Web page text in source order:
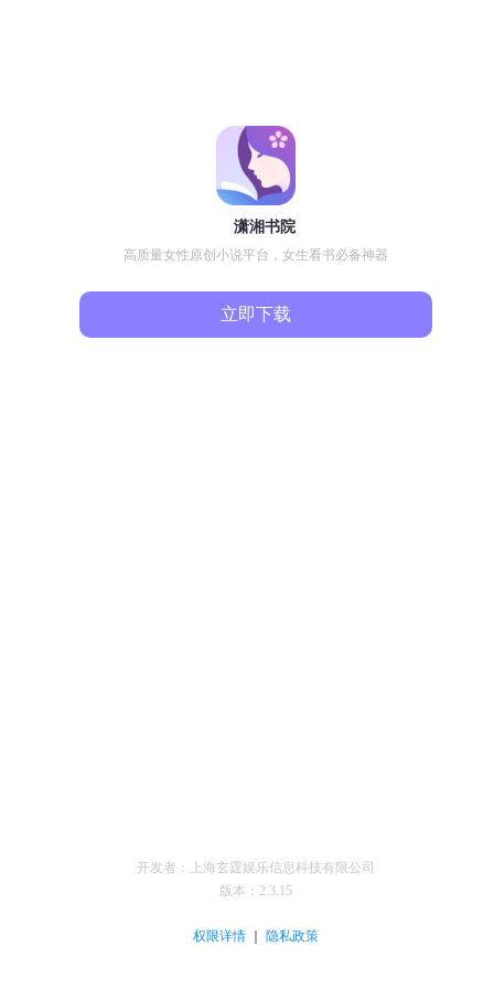
潇湘书院
高质量女性原创小说平台，女生看书必备神器
立即下载
开发者：上海玄霆娱乐信息科技有限公司
版本： 2.3.15
权限详情 ｜ 隐私政策